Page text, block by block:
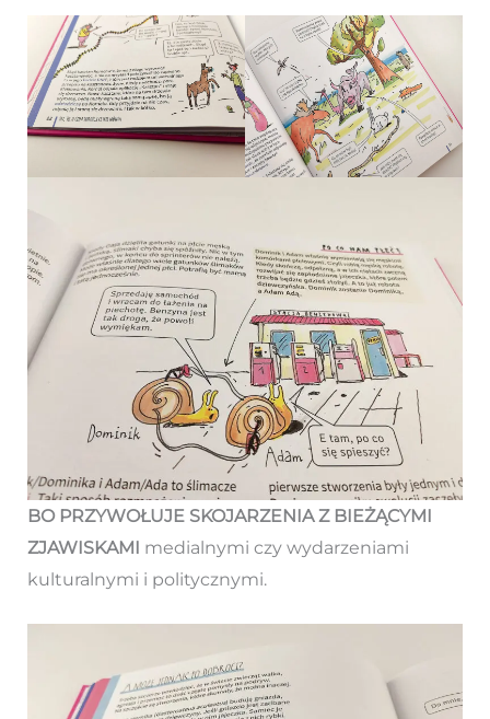
BO PRZYWOŁUJE SKOJARZENIA Z BIEŻĄCYMI
ZJAWISKAMI medialnymi czy wydarzeniami
kulturalnymi i politycznymi.